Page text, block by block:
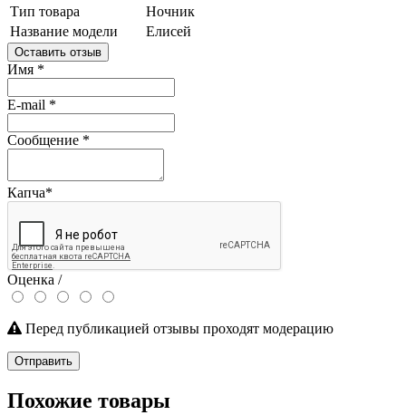
Тип товара
Ночник
Название модели
Елисей
Оставить отзыв
Имя *
E-mail *
Сообщение *
Капча*
Оценка /
Перед публикацией отзывы проходят модерацию
Отправить
Похожие товары